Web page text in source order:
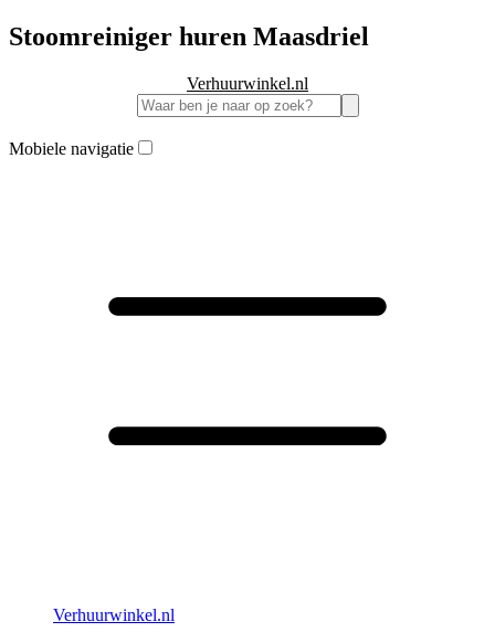
Stoomreiniger huren Maasdriel
Verhuurwinkel.nl
Mobiele navigatie
Verhuurwinkel.nl